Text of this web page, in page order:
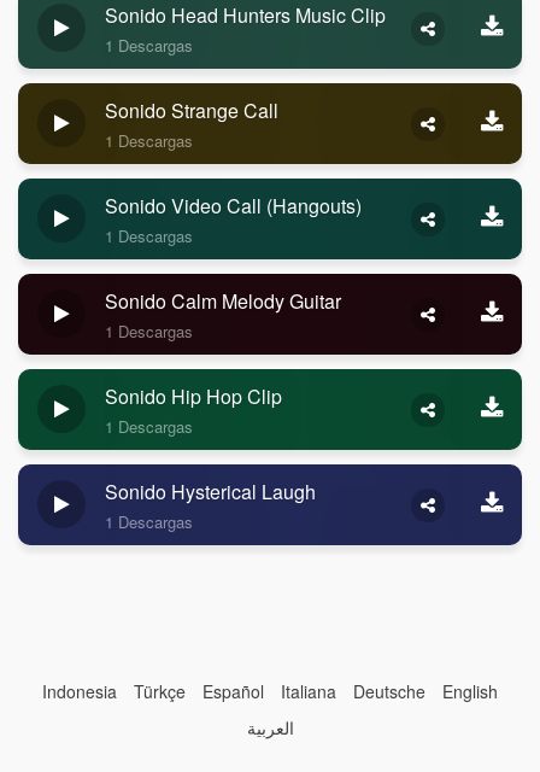
Sonido Head Hunters Music Clip
1 Descargas
Sonido Strange Call
1 Descargas
Sonido Video Call (Hangouts)
1 Descargas
Sonido Calm Melody Guitar
1 Descargas
Sonido Hip Hop Clip
1 Descargas
Sonido Hysterical Laugh
1 Descargas
Indonesia Türkçe Español Italiana Deutsche
English
العربية